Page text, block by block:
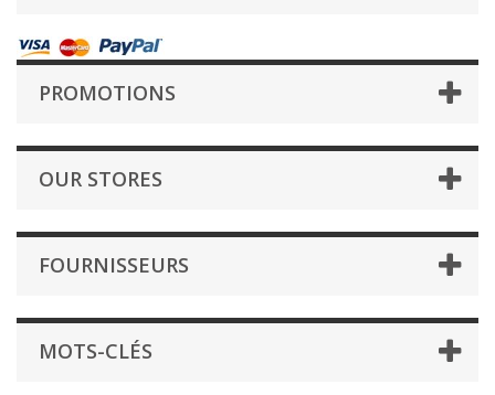
PROMOTIONS
OUR STORES
FOURNISSEURS
MOTS-CLÉS